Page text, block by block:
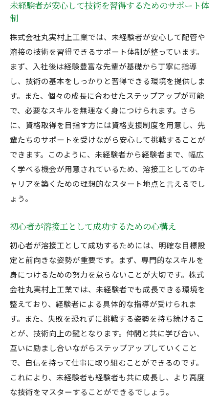
力
経験豊富なスタッフから学べる実践的スキ
ル
ワークショップやセミナーでの成長機会
技術向上を目指すためのコミュニティ活動
個々の成長を促すフィードバックとサポー
ト
配管技術を極める未経験者と経験者のための募
集
未経験者が安心して応募できる理由
ート
応募プロセスとその詳細なステップ
昇進やキャリアアップの機会を提供
応募者が知っておくべき職場の魅力
未経験者が安心して技術を習得するためのサポート体
制
株式会社丸実村上工業では、未経験者が安心して配管や
溶接の技術を習得できるサポート体制が整っています。
まず、入社後は経験豊富な先輩が基礎から丁寧に指導
し、技術の基本をしっかりと習得できる環境を提供しま
す。また、個々の成長に合わせたステップアップが可能
で、必要なスキルを無理なく身につけられます。さら
に、資格取得を目指す方には資格支援制度を用意し、先
輩たちのサポートを受けながら安心して挑戦することが
できます。このように、未経験者から経験者まで、幅広
く学べる機会が用意されているため、溶接工としてのキ
ャリアを築くための理想的なスタート地点と言えるでし
ょう。
初心者が溶接工として成功するための心構え
初心者が溶接工として成功するためには、明確な目標設
定と前向きな姿勢が重要です。まず、専門的なスキルを
身につけるための努力を怠らないことが大切です。株式
会社丸実村上工業では、未経験者でも成長できる環境を
整えており、経験者による具体的な指導が受けられま
す。また、失敗を恐れずに挑戦する姿勢を持ち続けるこ
とが、技術向上の鍵となります。仲間と共に学び合い、
互いに励まし合いながらステップアップしていくこと
で、自信を持って仕事に取り組むことができるのです。
これにより、未経験者も経験者も共に成長し、より高度
な技術をマスターすることができるでしょう。